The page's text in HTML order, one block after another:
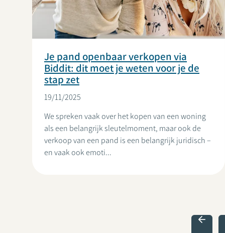
Je pand openbaar verkopen via
Biddit: dit moet je weten voor je de
stap zet
19/11/2025
We spreken vaak over het kopen van een woning
als een belangrijk sleutelmoment, maar ook de
verkoop van een pand is een belangrijk juridisch –
en vaak ook emoti...